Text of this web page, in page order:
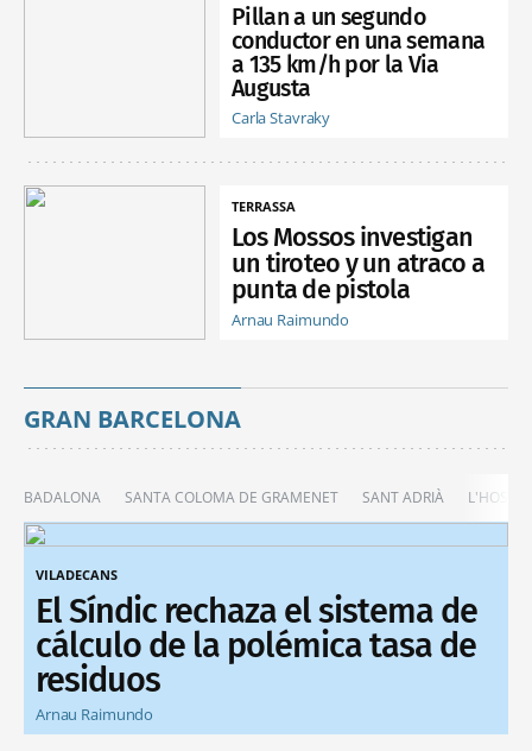
Pillan a un segundo
conductor en una semana
a 135 km/h por la Via
Augusta
Carla Stavraky
TERRASSA
Los Mossos investigan
un tiroteo y un atraco a
punta de pistola
Arnau Raimundo
GRAN BARCELONA
BADALONA SANTA COLOMA DE GRAMENET SANT ADRIÀ
VILADECANS
El Síndic rechaza el sistema de
cálculo de la polémica tasa de
residuos
Arnau Raimundo